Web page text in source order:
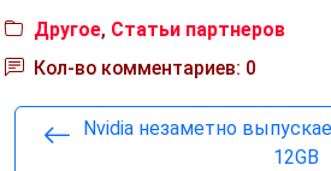
Другое, Статьи партнеров
Кол-во комментариев: 0
Nvidia незаметно
12GB